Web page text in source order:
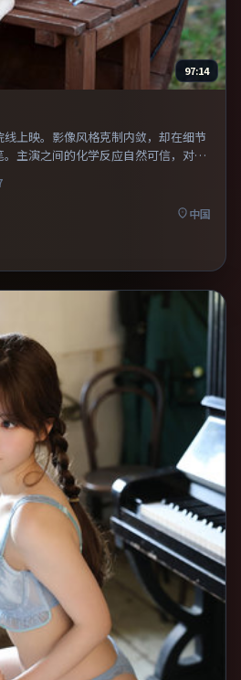
97:14
上映。影像风格克制内敛，却在细节
主演之间的化学反应自然可信，对手
中国